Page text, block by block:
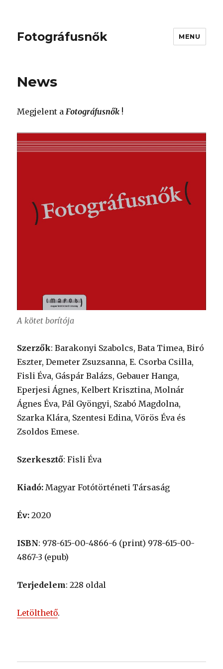
Fotográfusnők MENU
News
Megjelent aFotográfusnők !
A kötet borítója
Szerzők: Barakonyi Szabolcs, Bata Timea, Biró
Eszter, Demeter Zsuzsanna, E. Csorba Csilla,
Fisli Éva, Gáspár Balázs, Gebauer Hanga,
Eperjesi Ágnes, Kelbert Krisztina, Molnár
Ágnes Éva, Pál Gyöngyi, Szabó Magdolna,
Szarka Klára, Szentesi Edina, Vörös Éva és
Zsoldos Emese.
Szerkesztő: Fisli Éva
Kiadó:Magyar Fotótörténeti Társaság
Év:2020
ISBN: 978-615-00-4866-6 (print) 978-615-00-
4867-3 (epub)
Terjedelem: 228 oldal
Letölthető.